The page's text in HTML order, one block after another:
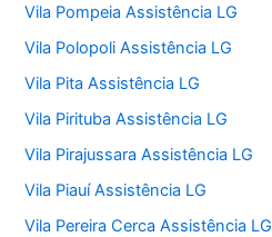
Vila Pompeia Assistência LG
Vila Polopoli Assistência LG
Vila Pita Assistência LG
Vila Pirituba Assistência LG
Vila Pirajussara Assistência LG
Vila Piauí Assistência LG
Vila Pereira Cerca Assistência LG